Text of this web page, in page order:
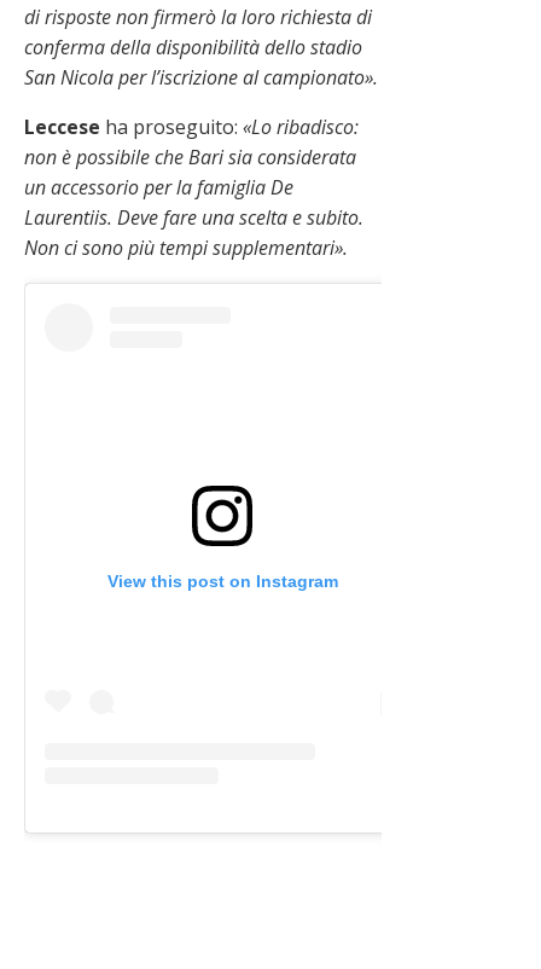
di risposte non firmerò la loro richiesta di
conferma della disponibilità dello stadio
San Nicola per l’iscrizione al campionato».
Leccese ha proseguito: «Lo ribadisco:
non è possibile che Bari sia considerata
un accessorio per la famiglia De
Laurentiis. Deve fare una scelta e subito.
Non ci sono più tempi supplementari».
View this post on Instagram